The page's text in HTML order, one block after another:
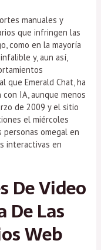
manuales y
que infringen las
como en la mayoría
y, aun así,
que Emerald Chat, ha
IA, aunque menos
de 2009 y el sitio
el miércoles
personas omegal en
interactivas en
De Video
De Las
Web